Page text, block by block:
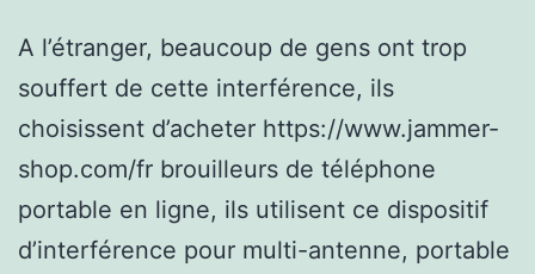
A l’étranger, beaucoup de gens ont trop
souffert de cette interférence, ils
choisissent d’acheter https://www.jammer-
shop.com/fr brouilleurs de téléphone
portable en ligne, ils utilisent ce dispositif
d’interférence pour multi-antenne, portable